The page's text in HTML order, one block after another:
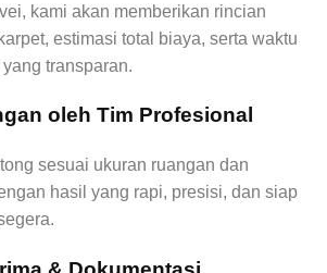
kami akan memberikan rincian
estimasi total biaya, serta waktu
transparan.
oleh Tim Profesional
sesuai ukuran ruangan dan
hasil yang rapi, presisi, dan siap